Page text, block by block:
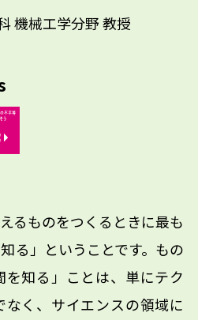
機械工学分野 教授
るものをつくるときに最も
る」ということです。もの
知る」ことは、単にテク
なく、サイエンスの領域に